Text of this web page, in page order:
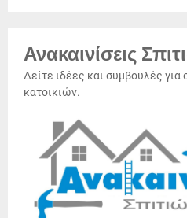
Ανακαινίσεις
Δείτε ιδέες και συμβουλές για
κατοικιών.